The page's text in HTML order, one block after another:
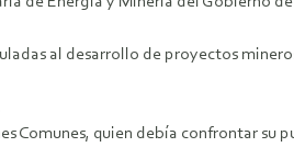
al desarrollo de proyectos
quien debía confrontar su